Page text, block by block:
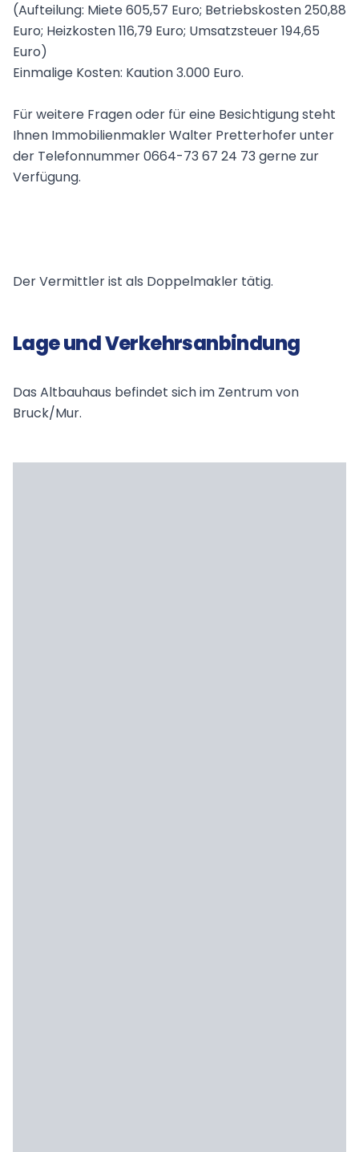
(Aufteilung: Miete 605,57 Euro; Betriebskosten 250,88
Euro; Heizkosten 116,79 Euro; Umsatzsteuer 194,65
Euro)
Einmalige Kosten: Kaution 3.000 Euro.
Für weitere Fragen oder für eine Besichtigung steht
Ihnen Immobilienmakler Walter Pretterhofer unter
der Telefonnummer 0664-73 67 24 73 gerne zur
Verfügung.
Der Vermittler ist als Doppelmakler tätig.
Lage und Verkehrsanbindung
Das Altbauhaus befindet sich im Zentrum von
Bruck/Mur.